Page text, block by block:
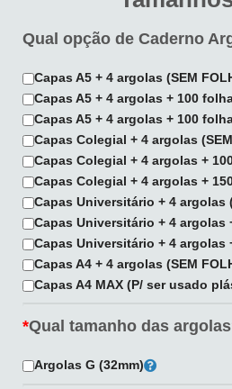
Qual opção de Caderno
Capas A5 + 4 argolas (SEM
Capas A5 + 4 argolas + 100
Capas A5 + 4 argolas + 100
Capas Colegial + 4 argolas
Capas Colegial + 4 argolas +
Capas Colegial + 4 argolas +
Capas Universitário + 4 argolas
Capas Universitário + 4 argolas
Capas Universitário + 4 argolas
Capas A4 + 4 argolas (SEM
Capas A4 MAX (P/ ser usado
*Qual tamanho das
Argolas G (32mm)